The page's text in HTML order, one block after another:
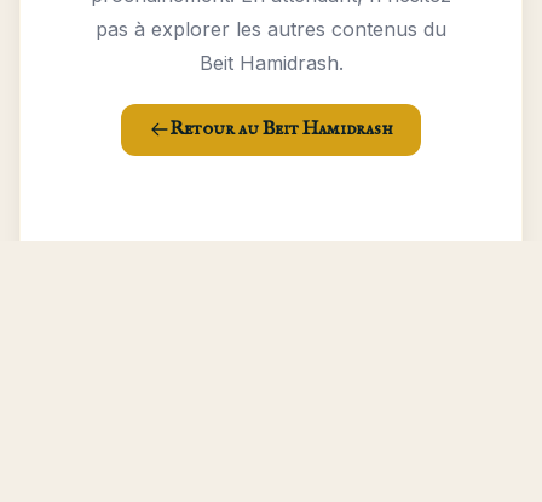
pas à explorer les autres contenus du
Beit Hamidrash.
Retour au Beit Hamidrash